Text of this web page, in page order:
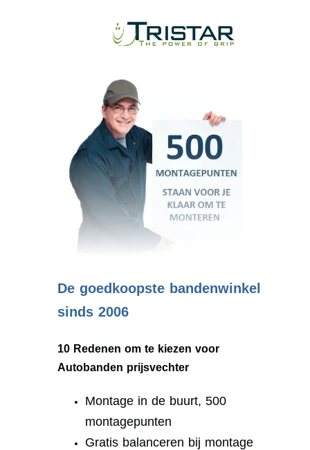
De goedkoopste bandenwinkel
sinds 2006
10 Redenen om te kiezen voor
Autobanden prijsvechter
Montage in de buurt, 500
montagepunten
Gratis balanceren bij montage